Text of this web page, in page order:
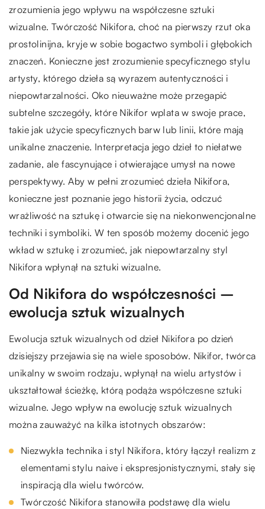
zrozumienia jego wpływu na współczesne sztuki
wizualne. Twórczość Nikifora, choć na pierwszy rzut oka
prostolinijna, kryje w sobie bogactwo symboli i głębokich
znaczeń. Konieczne jest zrozumienie specyficznego stylu
artysty, którego dzieła są wyrazem autentyczności i
niepowtarzalności. Oko nieuważne może przegapić
subtelne szczegóły, które Nikifor wplata w swoje prace,
takie jak użycie specyficznych barw lub linii, które mają
unikalne znaczenie. Interpretacja jego dzieł to niełatwe
zadanie, ale fascynujące i otwierające umysł na nowe
perspektywy. Aby w pełni zrozumieć dzieła Nikifora,
konieczne jest poznanie jego historii życia, odczuć
wrażliwość na sztukę i otwarcie się na niekonwencjonalne
techniki i symboliki. W ten sposób możemy docenić jego
wkład w sztukę i zrozumieć, jak niepowtarzalny styl
Nikifora wpłynął na sztuki wizualne.
Od Nikifora do współczesności –
ewolucja sztuk wizualnych
Ewolucja sztuk wizualnych od dzieł Nikifora po dzień
dzisiejszy przejawia się na wiele sposobów. Nikifor, twórca
unikalny w swoim rodzaju, wpłynął na wielu artystów i
ukształtował ścieżkę, którą podąża współczesne sztuki
wizualne. Jego wpływ na ewolucję sztuk wizualnych
można zauważyć na kilka istotnych obszarów:
Niezwykła technika i styl Nikifora, który łączył realizm z
elementami stylu naive i ekspresjonistycznymi, stały się
inspiracją dla wielu twórców.
Twórczość Nikifora stanowiła podstawę dla wielu